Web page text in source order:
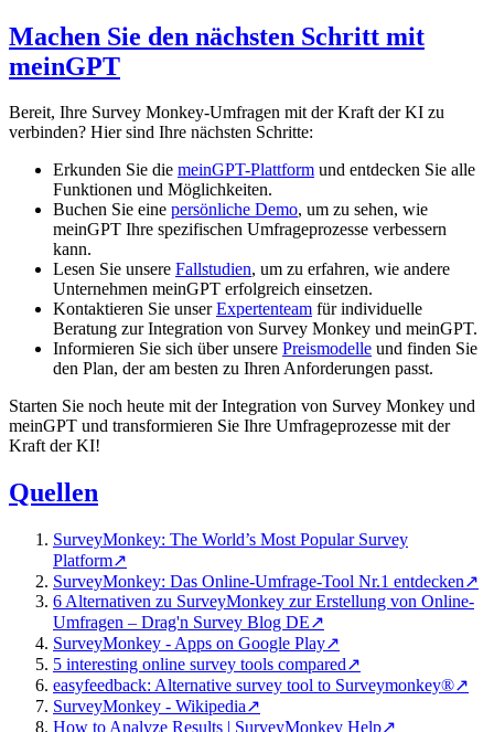
Machen Sie den nächsten Schritt mit
meinGPT
Bereit, Ihre Survey Monkey-Umfragen mit der Kraft der KI zu
verbinden? Hier sind Ihre nächsten Schritte:
Erkunden Sie die meinGPT-Plattform und entdecken Sie alle
Funktionen und Möglichkeiten.
Buchen Sie eine persönliche Demo, um zu sehen, wie
meinGPT Ihre spezifischen Umfrageprozesse verbessern
kann.
Lesen Sie unsere Fallstudien, um zu erfahren, wie andere
Unternehmen meinGPT erfolgreich einsetzen.
Kontaktieren Sie unserExpertenteam für individuelle
Beratung zur Integration von Survey Monkey und meinGPT.
Informieren Sie sich über unsere Preismodelle und finden Sie
den Plan, der am besten zu Ihren Anforderungen passt.
Starten Sie noch heute mit der Integration von Survey Monkey und
meinGPT und transformieren Sie Ihre Umfrageprozesse mit der
Kraft der KI!
Quellen
SurveyMonkey: The World’s Most Popular Survey
Platform↗
SurveyMonkey: Das Online-Umfrage-Tool Nr.1 entdecken↗
6 Alternativen zu SurveyMonkey zur Erstellung von Online-
Umfragen – Drag'n Survey Blog DE↗
SurveyMonkey - Apps on Google Play↗
5 interesting online survey tools compared↗
easyfeedback: Alternative survey tool to Surveymonkey®↗
SurveyMonkey - Wikipedia↗
How to Analyze Results | SurveyMonkey Help↗